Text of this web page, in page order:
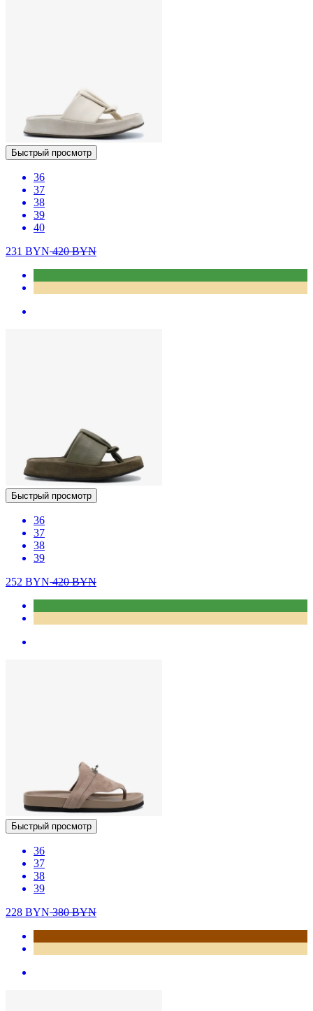
Быстрый просмотр
36
37
38
39
40
231 BYN420BYN
Быстрый просмотр
36
37
38
39
252 BYN420BYN
Быстрый просмотр
36
37
38
39
228 BYN380BYN